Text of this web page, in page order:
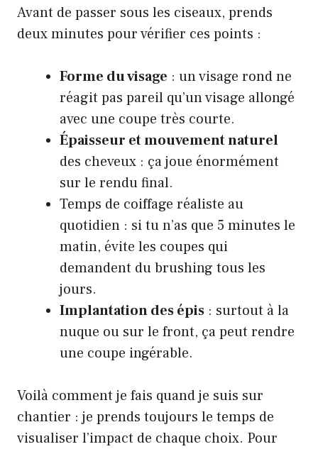
Avant de passer sous les ciseaux, prends
deux minutes pour vérifier ces points :
Forme du visage : un visage rond ne
réagit pas pareil qu’un visage allongé
avec une coupe très courte.
Épaisseur et mouvement naturel
des cheveux : ça joue énormément
sur le rendu final.
Temps de coiffage réaliste au
quotidien : si tu n’as que 5 minutes le
matin, évite les coupes qui
demandent du brushing tous les
jours.
Implantation des épis : surtout à la
nuque ou sur le front, ça peut rendre
une coupe ingérable.
Voilà comment je fais quand je suis sur
chantier : je prends toujours le temps de
visualiser l’impact de chaque choix. Pour